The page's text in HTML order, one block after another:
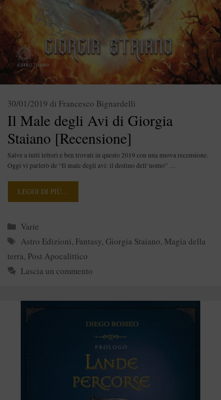
Il Male degli Avi di Giorgia
Staiano [Recensione]
30/01/2019 di Francesco Bignardelli
Salve a tutti lettori e ben trovati in questo 2019 con una nuova recensione.
Oggi vi parlerò de “Il male degli avi: il destino dell’uomo” …
LEGGI DI PIÙ…
Categorie
Varie
Tag
Astro Edizioni, Fantasy, Giorgia Staiano, Magia della
terra, Post Apocalittico
Lascia un commento